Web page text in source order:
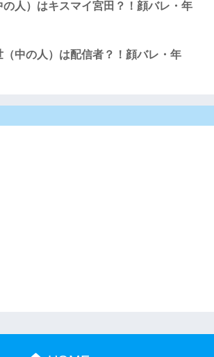
人）はキスマイ宮田？！顔バレ・年
中の人）は配信者？！顔バレ・年